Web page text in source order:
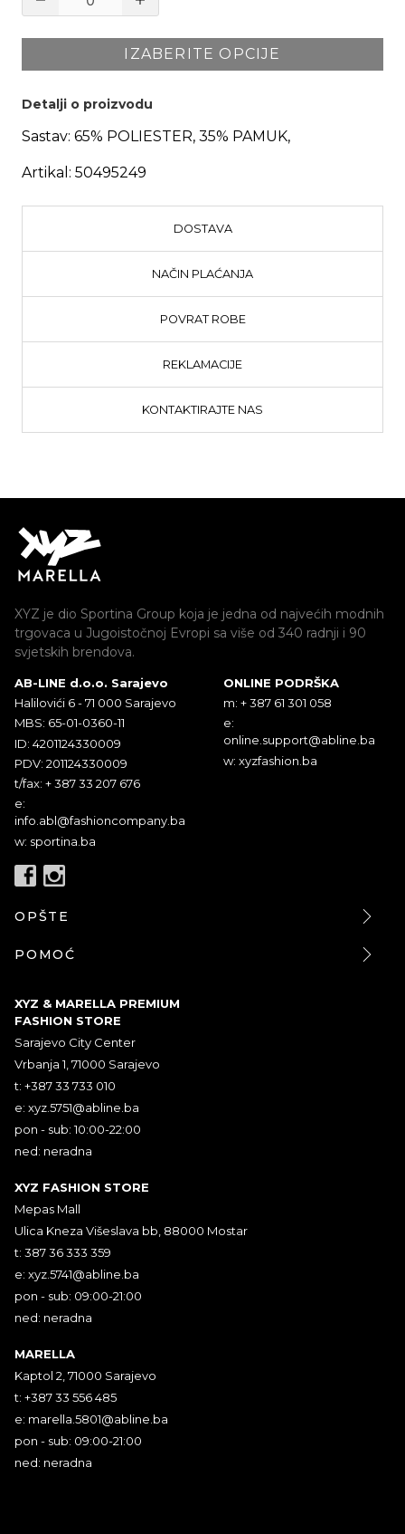
IZABERITE OPCIJE
Detalji o proizvodu
Sastav: 65% POLIESTER, 35% PAMUK,
Artikal: 50495249
DOSTAVA
NAČIN PLAĆANJA
POVRAT ROBE
REKLAMACIJE
KONTAKTIRAJTE NAS
XYZ je dio Sportina Group koja je jedna od najvećih modnih
trgovaca u Jugoistočnoj Evropi sa više od 340 radnji i 90
svjetskih brendova.
AB-LINE d.o.o. Sarajevo
Halilovići 6 - 71 000 Sarajevo
MBS: 65-01-0360-11
ID: 4201124330009
PDV: 201124330009
t/fax: + 387 33 207 676
e:
info.abl@fashioncompany.ba
w: sportina.ba
ONLINE PODRŠKA
m: + 387 61 301 058
e:
online.support@abline.ba
w: xyzfashion.ba
OPŠTE
POMOĆ
XYZ & MARELLA PREMIUM
FASHION STORE
Sarajevo City Center
Vrbanja 1, 71000 Sarajevo
t: +387 33 733 010
e: xyz.5751@abline.ba
pon - sub: 10:00-22:00
ned: neradna
XYZ FASHION STORE
Mepas Mall
Ulica Kneza Višeslava bb, 88000 Mostar
t: 387 36 333 359
e: xyz.5741@abline.ba
pon - sub: 09:00-21:00
ned: neradna
MARELLA
Kaptol 2, 71000 Sarajevo
t: +387 33 556 485
e: marella.5801@abline.ba
pon - sub: 09:00-21:00
ned: neradna